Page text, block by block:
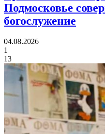
Подмосковье
богослужение
04.08.2026
1
13